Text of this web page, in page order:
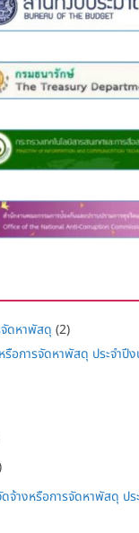
ดหาพัสดุ (2)
รือการจัดหาพัสดุ ประจำ
จ้างหรือการจัดหาพัสดุ ป